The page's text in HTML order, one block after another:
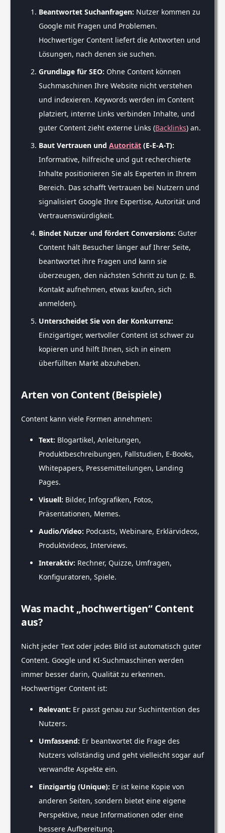
Beantwortet Suchanfragen: Nutzer kommen zu
Google mit Fragen und Problemen.
Hochwertiger Content liefert die Antworten und
Lösungen, nach denen sie suchen.
Grundlage für SEO: Ohne Content können
Suchmaschinen Ihre Website nicht verstehen
und indexieren. Keywords werden im Content
platziert, interne Links verbinden Inhalte, und
guter Content zieht externe Links (Backlinks) an.
Baut Vertrauen und Autorität (E-E-A-T):
Informative, hilfreiche und gut recherchierte
Inhalte positionieren Sie als Experten in Ihrem
Bereich. Das schafft Vertrauen bei Nutzern und
signalisiert Google Ihre Expertise, Autorität und
Vertrauenswürdigkeit.
Bindet Nutzer und fördert Conversions: Guter
Content hält Besucher länger auf Ihrer Seite,
beantwortet ihre Fragen und kann sie
überzeugen, den nächsten Schritt zu tun (z. B.
Kontakt aufnehmen, etwas kaufen, sich
anmelden).
Unterscheidet Sie von der Konkurrenz:
Einzigartiger, wertvoller Content ist schwer zu
kopieren und hilft Ihnen, sich in einem
überfüllten Markt abzuheben.
Arten von Content (Beispiele)
Content kann viele Formen annehmen:
Text: Blogartikel, Anleitungen,
Produktbeschreibungen, Fallstudien, E-Books,
Whitepapers, Pressemitteilungen, Landing
Pages.
Visuell: Bilder, Infografiken, Fotos,
Präsentationen, Memes.
Audio/Video: Podcasts, Webinare, Erklärvideos,
Produktvideos, Interviews.
Interaktiv: Rechner, Quizze, Umfragen,
Konfiguratoren, Spiele.
Was macht „hochwertigen“ Content
aus?
Nicht jeder Text oder jedes Bild ist automatisch guter
Content. Google und KI-Suchmaschinen werden
immer besser darin, Qualität zu erkennen.
Hochwertiger Content ist:
Relevant: Er passt genau zur Suchintention des
Nutzers.
Umfassend: Er beantwortet die Frage des
Nutzers vollständig und geht vielleicht sogar auf
verwandte Aspekte ein.
Einzigartig (Unique): Er ist keine Kopie von
anderen Seiten, sondern bietet eine eigene
Perspektive, neue Informationen oder eine
bessere Aufbereitung.